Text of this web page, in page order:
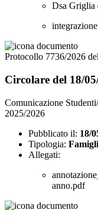
Dsa Griglia
Protocollo 7736/2026
Circolare del 18/
Comunicazione
2025/2026
Pubblicato il: 18/
Tipologia:
Allegati:
anno.pdf